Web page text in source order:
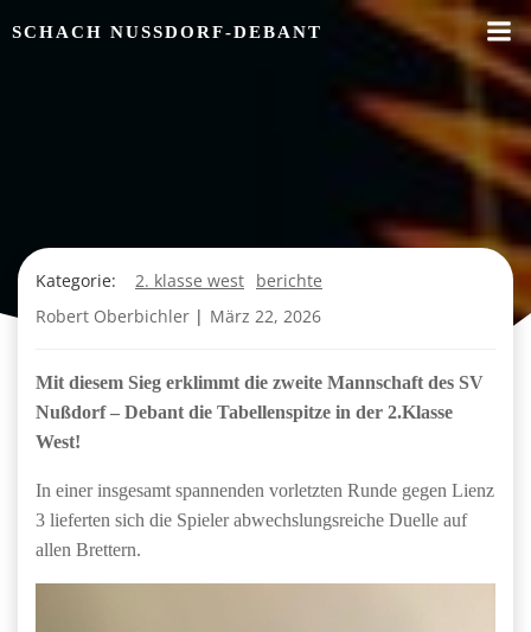
Inhalt
SCHACH NUSSDORF-DEBANT
Kategorie: 2. klasse west berichte
Robert Oberbichler | März 22, 2026
Mit diesem Sieg erklimmt die zweite Mannschaft des SV
Nußdorf – Debant die Tabellenspitze in der 2.Klasse
West!
In einer insgesamt spannenden vorletzten Runde gegen Lienz
3 lieferten sich die Spieler abwechslungsreiche Duelle auf
allen Brettern.